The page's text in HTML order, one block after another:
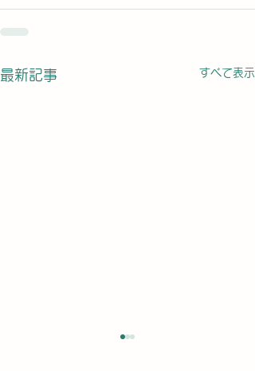
最新記事 すべて表示